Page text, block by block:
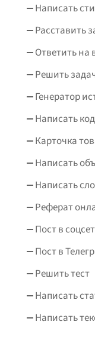
Написать
Расставить
Ответить на
Решить
Генератор
Написать код
Карточка
Написать
Написать
Реферат
Пост в
Пост в
Решить тест
Написать
Написать